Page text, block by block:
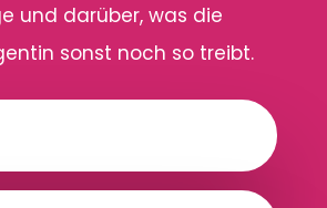
und darüber, was die
sonst noch so treibt.